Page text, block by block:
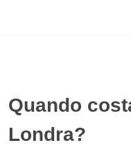
Quando
Londra?